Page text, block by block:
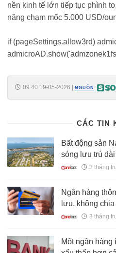
nền kinh tế lớn tiếp tục phình
năng chạm mốc 5.000 USD/
if (pageSettings.allow3rd)
09:40 19-05-2026 NGUỒN :
CÁC TIN
Bất động sản
sóng lưu trú dài
3 tháng
Ngân hàng
lưu, không
3 tháng
Một ngân hàng